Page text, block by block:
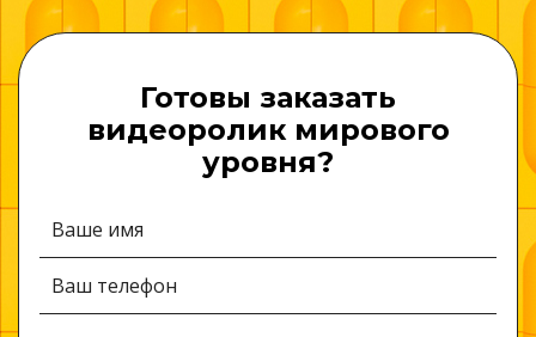
Готовы заказать
видеоролик мирового
уровня?